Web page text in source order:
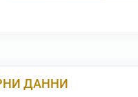
ДАННИ